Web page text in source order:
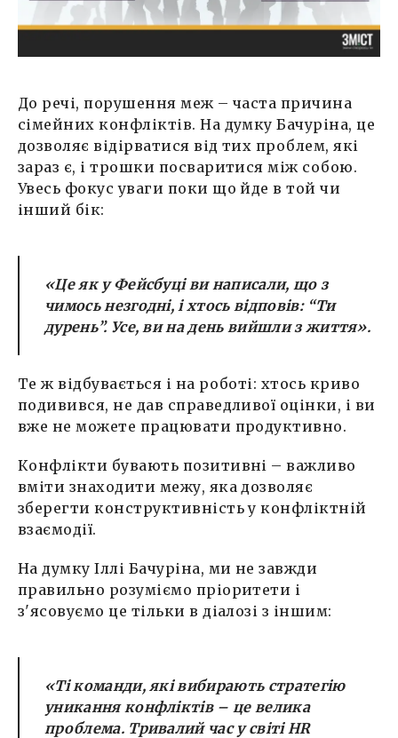
До речі, порушення меж – часта причина
сімейних конфліктів. На думку Бачуріна, це
дозволяє відірватися від тих проблем, які
зараз є, і трошки посваритися між собою.
Увесь фокус уваги поки що йде в той чи
інший бік:
«Це як у Фейсбуці ви написали, що з
чимось незгодні, і хтось відповів: “Ти
дурень”. Усе, ви на день вийшли з життя».
Те ж відбувається і на роботі: хтось криво
подивився, не дав справедливої оцінки, і ви
вже не можете працювати продуктивно.
Конфлікти бувають позитивні – важливо
вміти знаходити межу, яка дозволяє
зберегти конструктивність у конфліктній
взаємодії.
На думку Іллі Бачуріна, ми не завжди
правильно розуміємо пріоритети і
з'ясовуємо це тільки в діалозі з іншим:
«Ті команди, які вибирають стратегію
уникання конфліктів – це велика
проблема. Тривалий час у світі HR